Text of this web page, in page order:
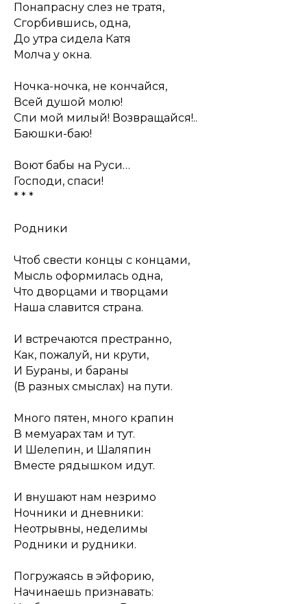
Понапрасну слез не тратя,
Сгорбившись, одна,
До утра сидела Катя
Молча у окна.
Ночка-ночка, не кончайся,
Всей душой молю!
Спи мой милый! Возвращайся!..
Баюшки-баю!
Воют бабы на Руси…
Господи, спаси!
* * *
Родники
Чтоб свести концы с концами,
Мысль оформилась одна,
Что дворцами и творцами
Наша славится страна.
И встречаются престранно,
Как, пожалуй, ни крути,
И Бураны, и бараны
(В разных смыслах) на пути.
Много пятен, много крапин
В мемуарах там и тут.
И Шелепин, и Шаляпин
Вместе рядышком идут.
И внушают нам незримо
Ночники и дневники:
Неотрывны, неделимы
Родники и рудники.
Погружаясь в эйфорию,
Начинаешь признавать: